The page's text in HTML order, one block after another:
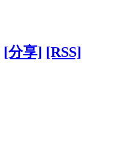
[分享] [RSS]